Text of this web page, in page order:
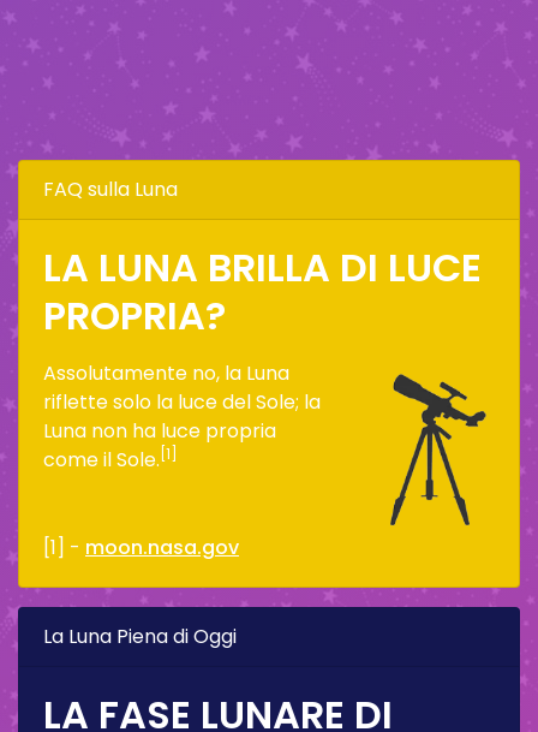
FAQ sulla Luna
LA LUNA BRILLA DI LUCE
PROPRIA?
Assolutamente no, la Luna
riflette solo la luce del Sole; la
Luna non ha luce propria
come il Sole. [1]
[1] - moon.nasa.gov
La Luna Piena di Oggi
LA FASE LUNARE DI